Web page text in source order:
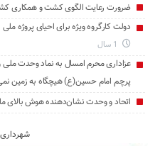
ضرورت رعایت الگوی کشت و همکاری
دولت کارگروه ویژه برای احیای پروژه
عزاداری محرم امسال به نماد وحدت ملی
پرچم امام حسین(ع) هیچگاه به زمین
اتحاد و وحدت نشان‌دهنده هوش بالای
شهرداری